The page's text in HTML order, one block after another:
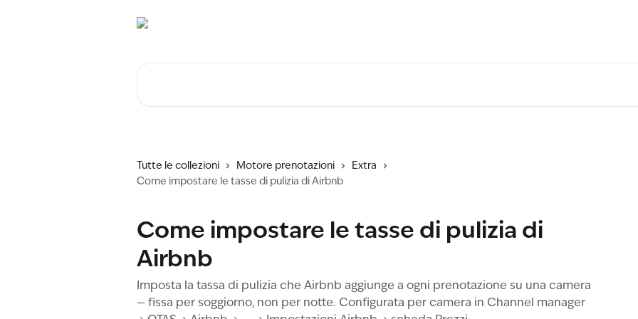
Tutte le collezioni Motore prenotazioni
Extra
Come impostare le tasse di pulizia di Airbnb
Come impostare le tasse di pulizia di
Airbnb
Imposta la tassa di pulizia che Airbnb aggiunge a ogni prenotazione su una camera
— fissa per soggiorno, non per notte. Configurata per camera in Channel manager